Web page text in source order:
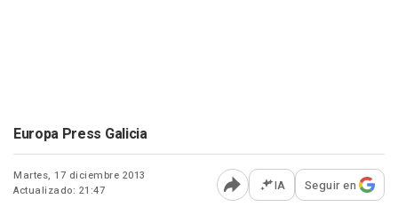
Europa Press Galicia
Martes, 17 diciembre 2013
Actualizado: 21:47
Abrir opciones para
IA Seguir en